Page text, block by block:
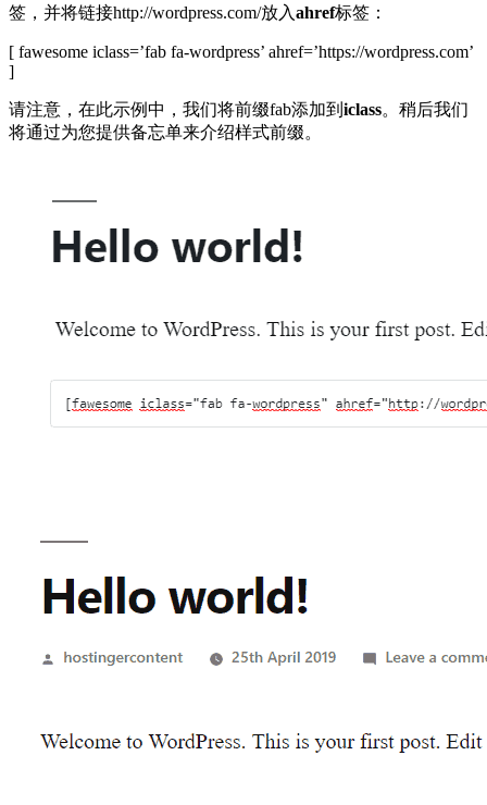
签，并将链接http://wordpress.com/放入ahref标签：
[ fawesome iclass=’fab fa-wordpress’ ahref=’https://wordpress.com’
]
请注意，在此示例中，我们将前缀fab添加到 iclass。稍后我们
将通过为您提供备忘单来介绍样式前缀。